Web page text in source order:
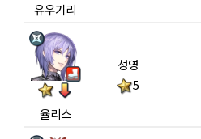
유우기리
율리스
성영
5